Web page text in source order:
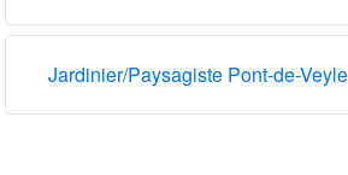
Jardinier/Paysagiste Pont-de-Veyle